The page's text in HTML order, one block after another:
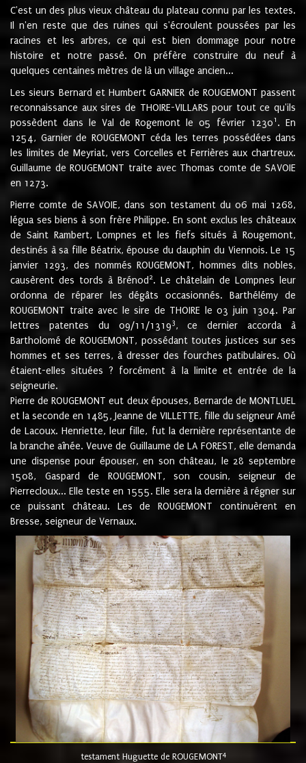
C'est un des plus vieux château du plateau connu par les textes.
Il n'en reste que des ruines qui s'écroulent poussées par les
racines et les arbres, ce qui est bien dommage pour notre
histoire et notre passé. On préfère construire du neuf à
quelques centaines mètres de là un village ancien...
Les sieurs Bernard et Humbert GARNIER de ROUGEMONT passent
reconnaissance aux sires de THOIRE-VILLARS pour tout ce qu'ils
possèdent dans le Val de Rogemont le 05 février 12301 . En
1254, Garnier de ROUGEMONT céda les terres possédées dans
les limites de Meyriat, vers Corcelles et Ferrières aux chartreux.
Guillaume de ROUGEMONT traite avec Thomas comte de SAVOIE
en 1273.
Pierre comte de SAVOIE, dans son testament du 06 mai 1268,
légua ses biens à son frère Philippe. En sont exclus les châteaux
de Saint Rambert, Lompnes et les fiefs situés à Rougemont,
destinés à sa fille Béatrix, épouse du dauphin du Viennois. Le 15
janvier 1293, des nommés ROUGEMONT, hommes dits nobles,
causèrent des tords à Brénod 2. Le châtelain de Lompnes leur
ordonna de réparer les dégâts occasionnés. Barthélémy de
ROUGEMONT traite avec le sire de THOIRE le 03 juin 1304. Par
lettres patentes du 09/11/13193, ce dernier accorda à
Bartholomé de ROUGEMONT, possédant toutes justices sur ses
hommes et ses terres, à dresser des fourches patibulaires. Où
étaient-elles situées ? forcément à la limite et entrée de la
seigneurie.
Pierre de ROUGEMONT eut deux épouses, Bernarde de MONTLUEL
et la seconde en 1485, Jeanne de VILLETTE, fille du seigneur Amé
de Lacoux. Henriette, leur fille, fut la dernière représentante de
la branche aînée. Veuve de Guillaume de LA FOREST, elle demanda
une dispense pour épouser, en son château, le 28 septembre
1508, Gaspard de ROUGEMONT, son cousin, seigneur de
Pierrecloux... Elle teste en 1555. Elle sera la dernière à régner sur
ce puissant château. Les de ROUGEMONT continuèrent en
Bresse, seigneur de Vernaux.
testament Huguette de ROUGEMONT4